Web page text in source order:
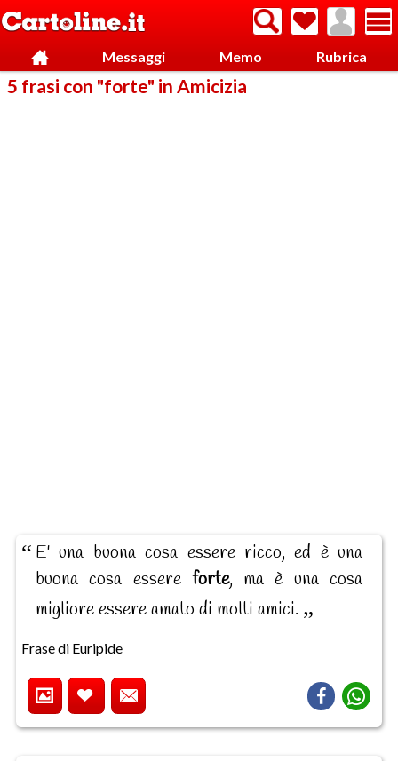
Messaggi Memo Rubrica
5 frasi con "forte" in Amicizia
E' una buona cosa essere ricco, ed è una
buona cosa essere forte, ma è una cosa
migliore essere amato di molti amici.
Frase di Euripide